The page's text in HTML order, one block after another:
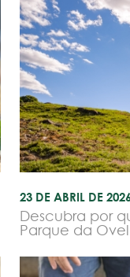
23 DE ABRIL DE
Descubra por
Parque da